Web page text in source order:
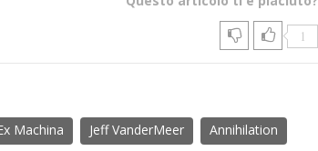
1
Machina Jeff VanderMeer
Annihilation